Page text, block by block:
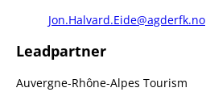
Jon.Halvard.Eide@agderfk.no
Leadpartner
Auvergne-Rhône-Alpes Tourism